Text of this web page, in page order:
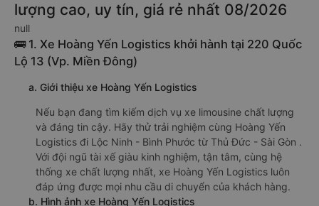
lượng cao, uy tín, giá rẻ nhất 08/2026
null
🚌 1. Xe Hoàng Yến Logistics khởi hành tại 220 Quốc
Lộ 13 (Vp. Miền Đông)
a. Giới thiệu xe Hoàng Yến Logistics
Nếu bạn đang tìm kiếm dịch vụ xe limousine chất lượng
và đáng tin cậy. Hãy thử trải nghiệm cùng Hoàng Yến
Logistics đi Lộc Ninh - Bình Phước từ Thủ Đức - Sài Gòn .
Với đội ngũ tài xế giàu kinh nghiệm, tận tâm, cùng hệ
thống xe chất lượng nhất, xe Hoàng Yến Logistics luôn
đáp ứng được mọi nhu cầu di chuyển của khách hàng.
b. Hình ảnh xe Hoàng Yến Logistics